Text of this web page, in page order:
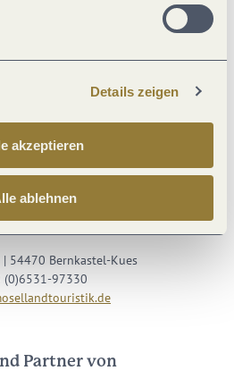
Details zeigen
akzeptieren
ablehnen
uns auf
54470 Bernkastel-Kues
(0)6531-97330
Partner von